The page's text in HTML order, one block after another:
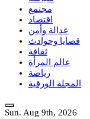
مجتمع
اقتصاد
عدالة وأمن
قضايا وحوادث
ثقافة
عالم المرأة
رياضة
المجلة الورقية
Sun. Aug 9th, 2026